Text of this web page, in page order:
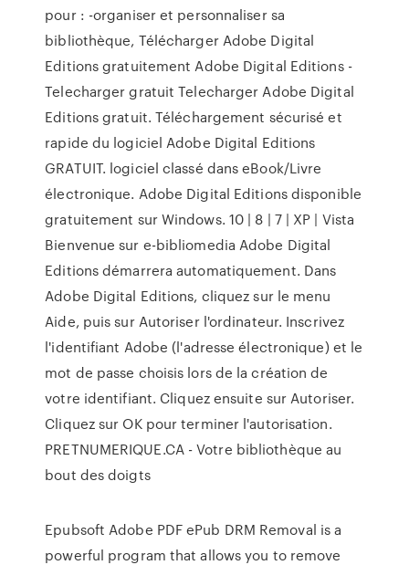
pour : -organiser et personnaliser sa
bibliothèque, Télécharger Adobe Digital
Editions gratuitement Adobe Digital Editions -
Telecharger gratuit Telecharger Adobe Digital
Editions gratuit. Téléchargement sécurisé et
rapide du logiciel Adobe Digital Editions
GRATUIT. logiciel classé dans eBook/Livre
électronique. Adobe Digital Editions disponible
gratuitement sur Windows. 10 | 8 | 7 | XP | Vista
Bienvenue sur e-bibliomedia Adobe Digital
Editions démarrera automatiquement. Dans
Adobe Digital Editions, cliquez sur le menu
Aide, puis sur Autoriser l'ordinateur. Inscrivez
l'identifiant Adobe (l'adresse électronique) et le
mot de passe choisis lors de la création de
votre identifiant. Cliquez ensuite sur Autoriser.
Cliquez sur OK pour terminer l'autorisation.
PRETNUMERIQUE.CA - Votre bibliothèque au
bout des doigts
Epubsoft Adobe PDF ePub DRM Removal is a
powerful program that allows you to remove